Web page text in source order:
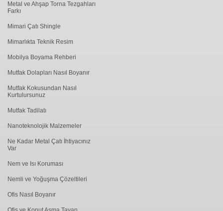
Metal ve Ahşap Torna Tezgahları
Farkı
Mimari Çatı Shingle
Mimarlıkta Teknik Resim
Mobilya Boyama Rehberi
Mutfak Dolapları Nasıl Boyanır
Mutfak Kokusundan Nasıl
Kurtulursunuz
Mutfak Tadilatı
Nanoteknolojik Malzemeler
Ne Kadar Metal Çatı İhtiyacınız
Var
Nem ve Isı Koruması
Nemli ve Yoğuşma Çözeltileri
Ofis Nasıl Boyanır